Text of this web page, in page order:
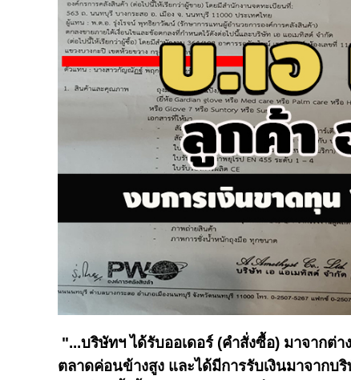
"...บริษัทฯ ได้รับออเดอร์ (คำสั่งซื้อ) มาจากต่า
ตลาดค่อนข้างสูง และได้มีการรับเงินมาจากบ